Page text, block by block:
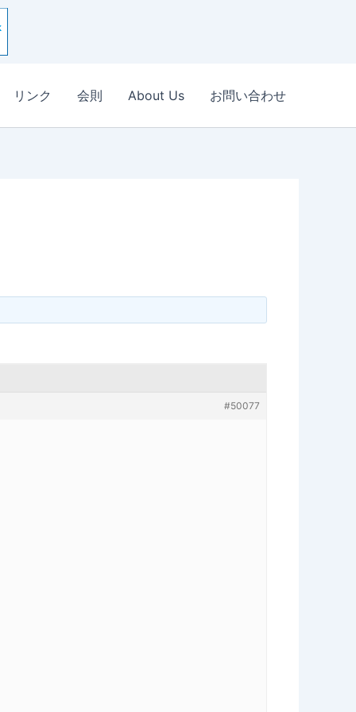
リンク 会則 About Us お問い合わせ
#50077